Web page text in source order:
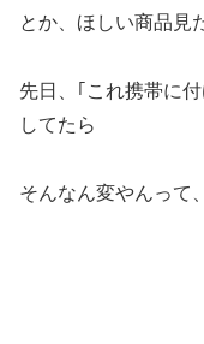
とか、ほしい商品見
先日、｢これ携帯に
してたら
そんなん変やんって